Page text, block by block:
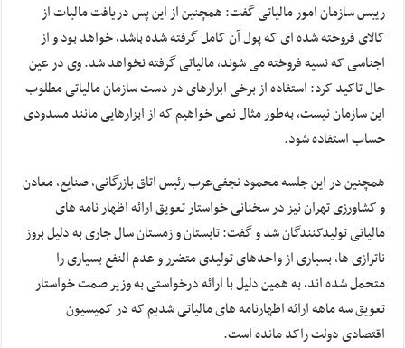
رییس سازمان امور مالیاتی گفت: همچنین از این پس دریافت مالیات از
کالای فروخته شده ای که پول آن کامل گرفته شده باشد، خواهد بود و از
اجناسی که نسیه فروخته می شوند، مالیاتی گرفته نخواهد شد. وی در عین
حال تاکید کرد: استفاده از برخی ابزارهای در دست سازمان مالیاتی مطلوب
این سازمان نیست، به‌طور مثال نمی خواهیم که از ابزارهایی مانند مسدودی
حساب استفاده شود.
همچنین در این جلسه محمود نجفی‌عرب رئیس اتاق بازرگانی، صنایع، معادن
و کشاورزی تهران نیز در سخنانی خواستار تعویق ارائه اظهار نامه های
مالیاتی تولیدکنندگان شد و گفت: تابستان و زمستان سال جاری به دلیل بروز
ناترازی ها، بسیاری از واحدهای تولیدی متضرر و عدم النفع بسیاری را
متحمل شده اند، به همین دلیل با ارائه درخواستی به وزیر صمت خواستار
تعویق سه ماهه ارائه اظهارنامه های مالیاتی شدیم که در کمیسیون
اقتصادی دولت راکد مانده است.